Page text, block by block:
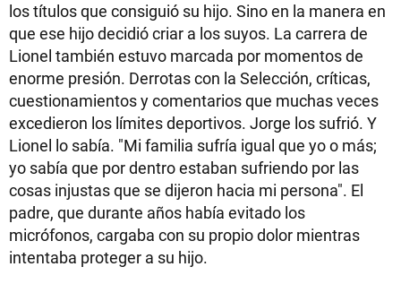
los títulos que consiguió su hijo. Sino en la manera en
que ese hijo decidió criar a los suyos. La carrera de
Lionel también estuvo marcada por momentos de
enorme presión. Derrotas con la Selección, críticas,
cuestionamientos y comentarios que muchas veces
excedieron los límites deportivos. Jorge los sufrió. Y
Lionel lo sabía. "Mi familia sufría igual que yo o más;
yo sabía que por dentro estaban sufriendo por las
cosas injustas que se dijeron hacia mi persona". El
padre, que durante años había evitado los
micrófonos, cargaba con su propio dolor mientras
intentaba proteger a su hijo.